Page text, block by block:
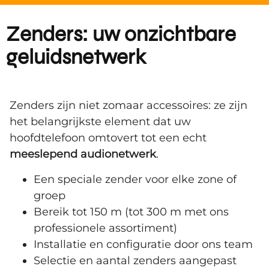
Zenders: uw onzichtbare
geluidsnetwerk
Zenders zijn niet zomaar accessoires: ze zijn
het belangrijkste element dat uw
hoofdtelefoon omtovert tot een echt
meeslepend audionetwerk.
Een speciale zender voor elke zone of
groep
Bereik tot 150 m (tot 300 m met ons
professionele assortiment)
Installatie en configuratie door ons team
Selectie en aantal zenders aangepast